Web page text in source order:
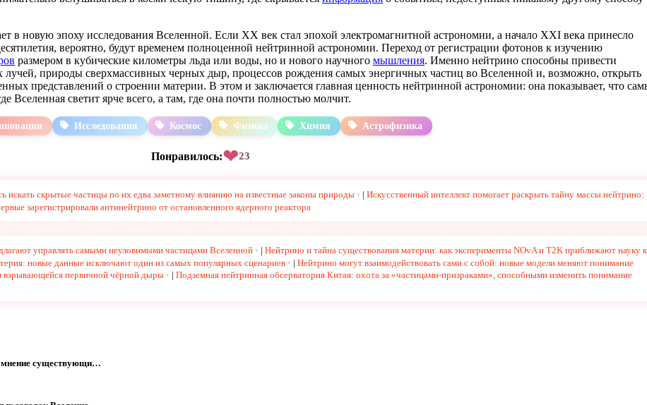
в новую эпоху исследования Вселенной. Если XX век стал эпохой электромагнитной астрономии, а начало XXI века принесло
вероятно, будут временем полноценной нейтринной астрономии. Переход от регистрации фотонов к изучению
размером в кубические километры льда или воды, но и нового научного мышления. Именно нейтрино способны привести
лучей, природы сверхмассивных черных дыр, процессов рождения самых энергичных частиц во Вселенной и, возможно, открыть
представлений о строении материи. В этом и заключается главная ценность нейтринной астрономии: она показывает, что
Вселенная светит ярче всего, а там, где она почти полностью молчит.
Исследования Космос Физика Химия Астрофизика
Понравилось:❤23
искать скрытые частицы по их едва заметному влиянию на известные законы природы | Искусственный интеллект помогает раскрыть тайну массы нейтрино:
зарегистрировали антинейтрино от остановленного ядерного реактора
управлять самыми неуловимыми частицами Вселенной | Нейтрино и тайна существования материи: как эксперименты NOvA и T2K приближают науку к
новые данные исключают один из самых популярных сценариев | Нейтрино могут взаимодействовать сами с собой: новые модели меняют понимание
взрывающейся первичной чёрной дыры | Подземная нейтринная обсерватория Китая: охота за «частицами-призраками», способными изменить понимание
существующи…